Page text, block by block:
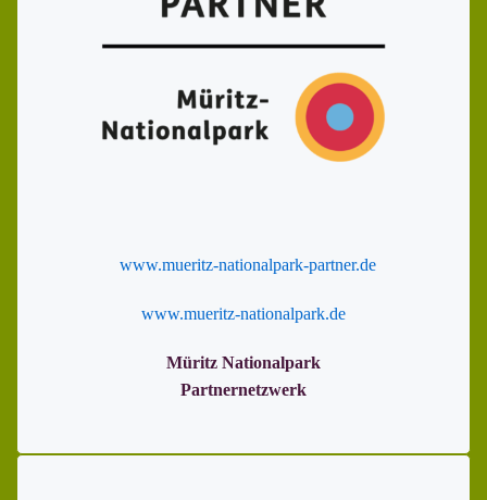
www.mueritz-nationalpark-partner.de
www.mueritz-nationalpark.de
Müritz Nationalpark
Partnernetzwerk